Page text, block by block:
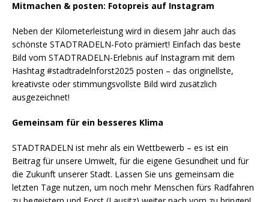
Mitmachen & posten: Fotopreis auf Instagram
Neben der Kilometerleistung wird in diesem Jahr auch das
schönste STADTRADELN-Foto prämiert! Einfach das beste
Bild vom STADTRADELN-Erlebnis auf Instagram mit dem
Hashtag #stadtradelnforst2025 posten – das originellste,
kreativste oder stimmungsvollste Bild wird zusätzlich
ausgezeichnet!
Gemeinsam für ein besseres Klima
STADTRADELN ist mehr als ein Wettbewerb – es ist ein
Beitrag für unsere Umwelt, für die eigene Gesundheit und für
die Zukunft unserer Stadt. Lassen Sie uns gemeinsam die
letzten Tage nutzen, um noch mehr Menschen fürs Radfahren